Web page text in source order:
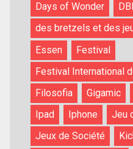
Days of Wonder
des bretzels et des
Essen
Festival
Festival International
Filosofia
Gigamic
Ipad
Iphone
Jeu
Jeux de Société